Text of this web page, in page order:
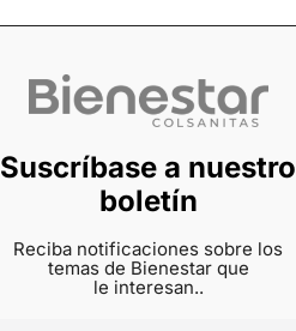
Suscríbase a nuestro
boletín
Reciba notificaciones sobre los
temas de Bienestar que
le interesan..